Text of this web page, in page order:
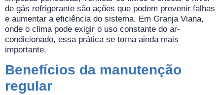
de gás refrigerante são ações que podem prevenir falhas
e aumentar a eficiência do sistema. Em Granja Viana,
onde o clima pode exigir o uso constante do ar-
condicionado, essa prática se torna ainda mais
importante.
Benefícios da manutenção
regular